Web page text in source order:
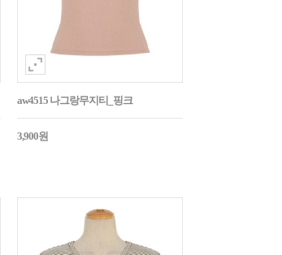
aw4515 나그랑무지티_핑크
3,900원